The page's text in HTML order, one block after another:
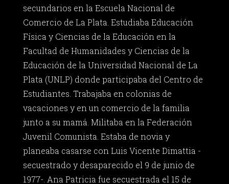
secundarios en la Escuela Nacional de
Comercio de La Plata. Estudiaba Educación
Física y Ciencias de la Educación en la
Facultad de Humanidades y Ciencias de la
Educación de la Universidad Nacional de La
Plata (UNLP) donde participaba del Centro de
Estudiantes. Trabajaba en colonias de
vacaciones y en un comercio de la familia
junto a su mamá. Militaba en la Federación
Juvenil Comunista. Estaba de novia y
planeaba casarse con Luis Vicente Dimattia -
secuestrado y desaparecido el 9 de junio de
1977-. Ana Patricia fue secuestrada el 15 de